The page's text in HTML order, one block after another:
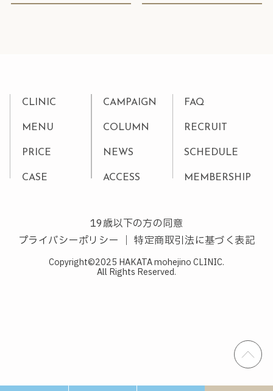
CLINIC
MENU
PRICE
CASE
CAMPAIGN
COLUMN
NEWS
ACCESS
FAQ
RECRUIT
SCHEDULE
MEMBERSHIP
19歳以下の方の同意
プライバシーポリシー ｜特定商取引法に基づく表記
Copyright©2025 HAKATA mohejino CLINIC.
All Rights Reserved.